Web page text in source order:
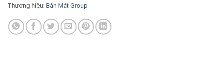
Thương hiệu: Bàn Mát Group